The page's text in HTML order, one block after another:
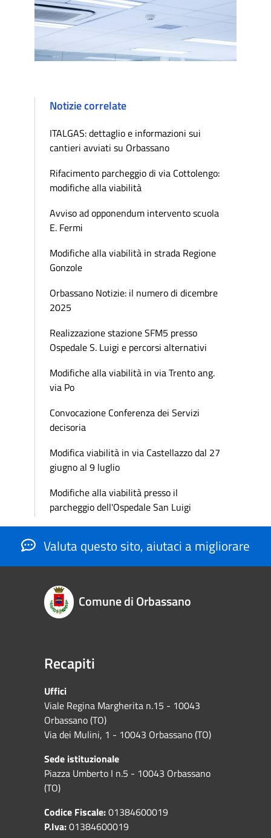
Notizie correlate
ITALGAS: dettaglio e informazioni sui
cantieri avviati su Orbassano
Rifacimento parcheggio di via Cottolengo:
modifiche alla viabilità
Avviso ad opponendum intervento scuola
E. Fermi
Modifiche alla viabilità in strada Regione
Gonzole
Orbassano Notizie: il numero di dicembre
2025
Realizzazione stazione SFM5 presso
Ospedale S. Luigi e percorsi alternativi
Modifiche alla viabilità in via Trento ang.
via Po
Convocazione Conferenza dei Servizi
decisoria
Modifica viabilità in via Castellazzo dal 27
giugno al 9 luglio
Modifiche alla viabilità presso il
parcheggio dell'Ospedale San Luigi
Valuta questo sito, aiutaci a migliorare
Comune di Orbassano
Recapiti
Uffici
Viale Regina Margherita n.15 - 10043
Orbassano (TO)
Via dei Mulini, 1 - 10043 Orbassano (TO)
Sede istituzionale
Piazza Umberto I n.5 - 10043 Orbassano
(TO)
Codice Fiscale:01384600019
P.Iva:01384600019